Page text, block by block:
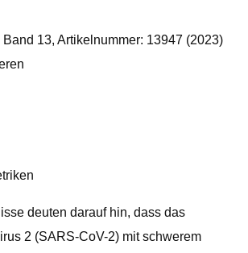
13, Artikelnummer: 13947 (2023)
deuten darauf hin, dass das
2 (SARS-CoV-2) mit schwerem